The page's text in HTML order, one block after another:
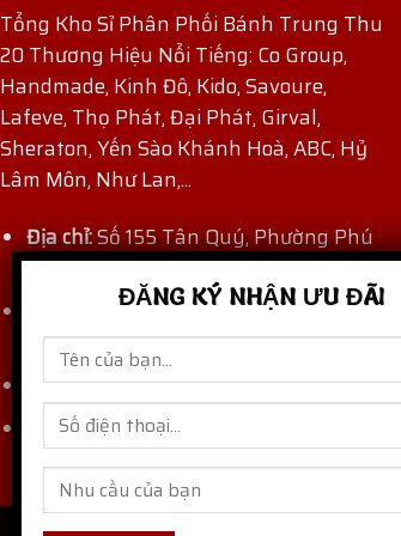
Tổng Kho Sỉ Phân Phối Bánh Trung Thu
20 Thương Hiệu Nổi Tiếng: Co Group,
Handmade, Kinh Đô, Kido, Savoure,
Lafeve, Thọ Phát, Đại Phát, Girval,
Sheraton, Yến Sào Khánh Hoà, ABC, Hỷ
Lâm Môn, Như Lan,...
Địa chỉ:Số 155 Tân Quý, Phường Phú
Thọ Hòa, TP Hồ Chí Minh, Việt Nam.
(+84) 909 171 971-(+84) 862
871 872
Email:thaocogroup@gmail.com
Website:banhtrungthungon.com
ĐĂNG KÝ NHẬN ƯU ĐÃI